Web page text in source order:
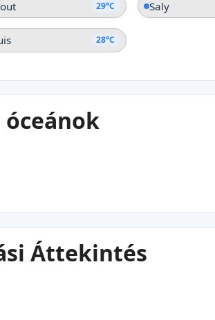
29°C Saly
28°C
Áttekintés